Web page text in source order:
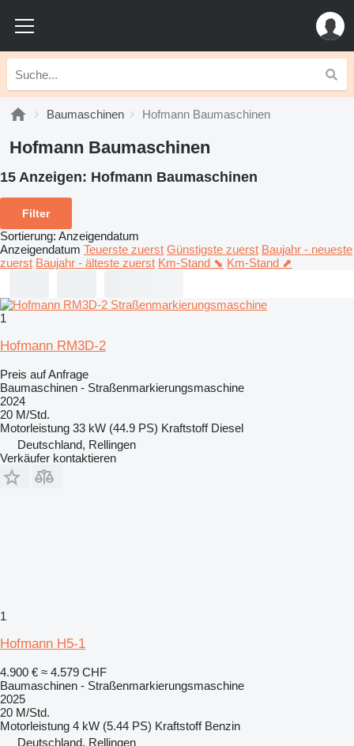
Baumaschinen Hofmann Baumaschinen
Hofmann Baumaschinen
15 Anzeigen: Hofmann Baumaschinen
Filter
Sortierung: Anzeigendatum
Anzeigendatum Teuerste zuerst Günstigste zuerst Baujahr - neueste
zuerst Baujahr - älteste zuerst Km-Stand ⬊ Km-Stand ⬈
1
Hofmann RM3D-2
Preis auf Anfrage
Baumaschinen - Straßenmarkierungsmaschine
2024
20 M/Std.
Motorleistung 33 kW (44.9 PS) Kraftstoff Diesel
Deutschland, Rellingen
Verkäufer kontaktieren
1
Hofmann H5-1
4.900 € ≈ 4.579 CHF
Baumaschinen - Straßenmarkierungsmaschine
2025
20 M/Std.
Motorleistung 4 kW (5.44 PS) Kraftstoff Benzin
Deutschland, Rellingen